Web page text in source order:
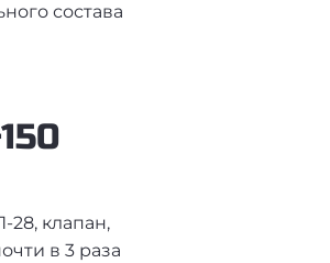
состава
28, клапан,
в 3 раза